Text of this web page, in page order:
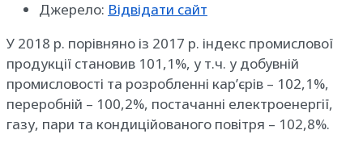
Джерело: Відвідати сайт
У 2018 р. порівняно із 2017 р. індекс промислової
продукції становив 101,1%, у т.ч. у добувній
промисловості та розробленні кар’єрів – 102,1%,
переробній – 100,2%, постачанні електроенергії,
газу, пари та кондиційованого повітря – 102,8%.